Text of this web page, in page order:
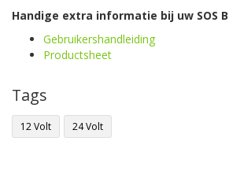
Handige extra informatie bij uw SOS
Gebruikershandleiding
Productsheet
Tags
12 Volt 24 Volt